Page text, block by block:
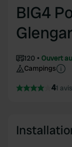
BIG4
120
Ouvert
Campings
41 avis